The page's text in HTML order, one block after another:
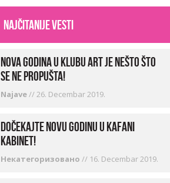
najčitanije vesti
Nova godina u Klubu Art je nešto što
se ne propušta!
Najave//26. Decembar 2019.
Dočekajte Novu godinu u kafani
Kabinet!
Некатегоризовано // 16. Decembar 2019.